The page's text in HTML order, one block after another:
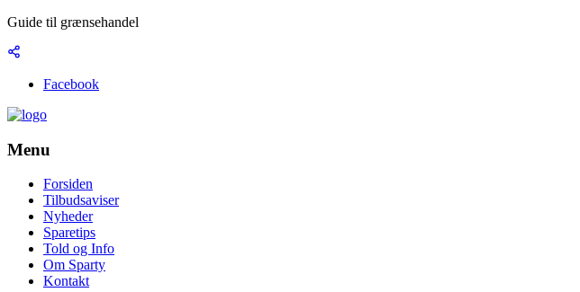
Guide til grænsehandel
Facebook
Menu
Forsiden
Tilbudsaviser
Nyheder
Sparetips
Told og Info
Om Sparty
Kontakt